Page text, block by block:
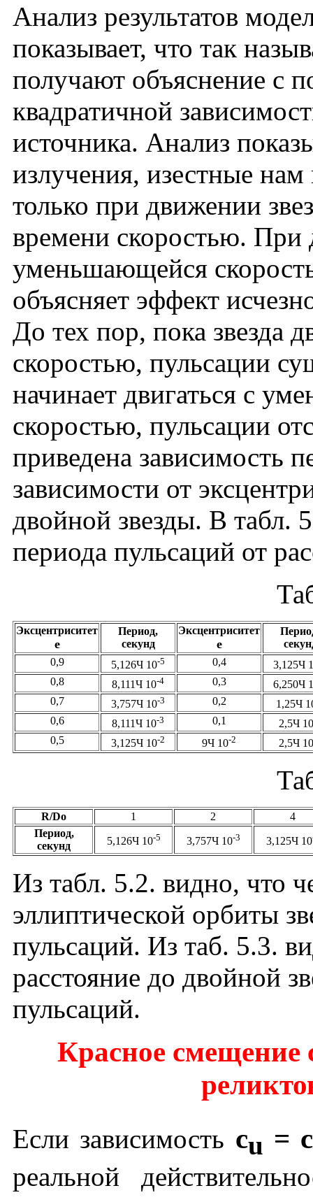
Анализ результатов
показывает, что так
получают объяснение с
квадратичной
источника. Анализ
излучения, изестные
только при движении
времени скоростью. При
уменьшающейся
объясняет эффект
До тех пор, пока звезда
скоростью, пульсации
начинает двигаться с
скоростью, пульсации
приведена зависимость
зависимости от
двойной звезды. В табл.
периода пульсаций от
Эксцентриситет
е
Период,
секунд
Эксцентриситет
е
0,9
5,126Ч 10-5 0,4 3,125Ч
0,8
8,111Ч 10-4 0,3 6,250Ч
0,7
3,757Ч 10-3 0,2 1,25Ч
0,6
8,111Ч 10-3 0,1 2,5Ч 10
0,5
3,125Ч 10-2 9Ч 10-2 2,5Ч 10
R/Do 1 2
4
Период,
секунд
5,126Ч10-5 3,757Ч10-3 3,125Ч10
Из табл. 5.2. видно, что
эллиптической орбиты
пульсаций. Из таб. 5.3.
расстояние до двойной
пульсаций.
Красное смещение
Если зависимость cu = c
реальной